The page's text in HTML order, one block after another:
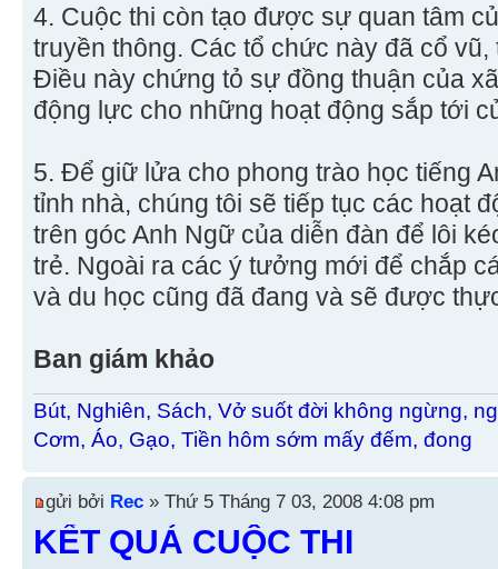
4. Cuộc thi còn tạo được sự quan tâm
truyền thông. Các tổ chức này đã cổ
Điều này chứng tỏ sự đồng thuận của
động lực cho những hoạt động sắp tới
5. Để giữ lửa cho phong trào học tiếng
tỉnh nhà, chúng tôi sẽ tiếp tục các hoạt
trên góc Anh Ngữ của diễn đàn để lôi
trẻ. Ngoài ra các ý tưởng mới để chắp
và du học cũng đã đang và sẽ được
Ban giám khảo
Bút, Nghiên, Sách, Vở suốt đời không ngừng,
Cơm, Áo, Gạo, Tiền hôm sớm mấy đếm, đong
gửi bởi Rec » Thứ 5 Tháng 7 03, 2008 4:08 pm
KẾT QUẢ CUỘC THI